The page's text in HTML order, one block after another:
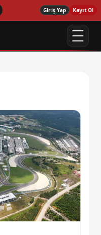
Giriş Yap Kayıt Ol